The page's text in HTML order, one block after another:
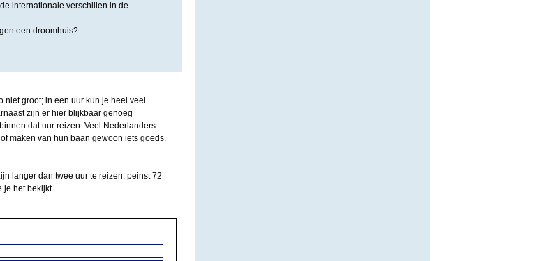
internationale verschillen in de
een droomhuis?
groot; in een uur kun je heel veel
zijn er hier blijkbaar genoeg
dat uur reizen. Veel Nederlanders
maken van hun baan gewoon iets goeds.
langer dan twee uur te reizen, peinst 72
je het bekijkt.